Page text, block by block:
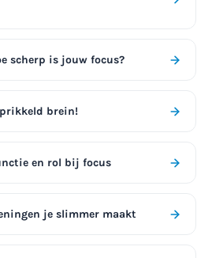
scherp is jouw focus?
brein!
en rol bij focus
je slimmer maakt